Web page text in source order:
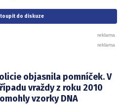
do diskuze
objasnila pomníček. V
vraždy z roku 2010
vzorky DNA